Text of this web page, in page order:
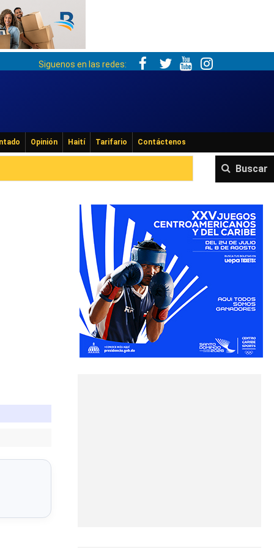
Siguenos en las redes:
Opinión Haití Tarifario Contáctenos
Buscar